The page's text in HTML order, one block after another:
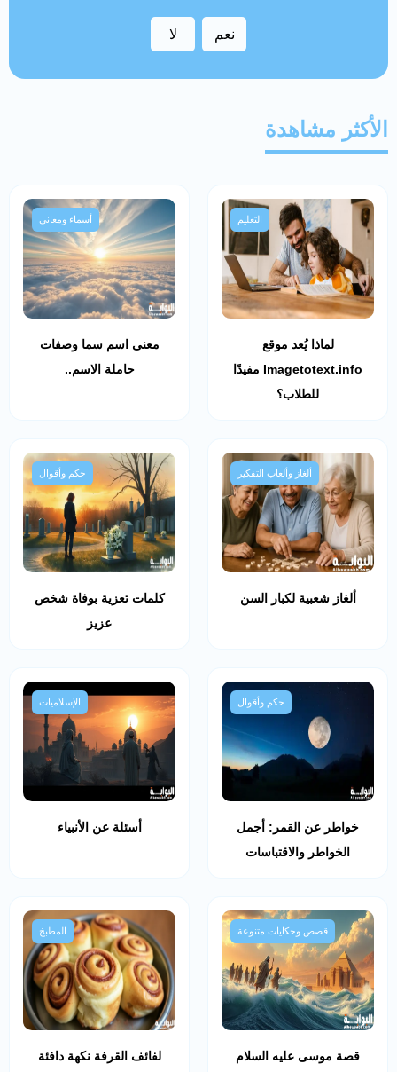
نعم لا
الأكثر مشاهدة
التعليم
لماذا يُعد موقع
Imagetotext.info مفيدًا
للطلاب؟
أسماء ومعاني
معنى اسم سما وصفات
حاملة الاسم..
ألغاز وألعاب التفكير
ألغاز شعبية لكبار السن
حكم وأقوال
كلمات تعزية بوفاة شخص
عزيز
حكم وأقوال
خواطر عن القمر: أجمل
الخواطر والاقتباسات
الإسلاميات
أسئلة عن الأنبياء
قصص وحكايات متنوعة
قصة موسى عليه السلام
المطبخ
لفائف القرفة نكهة دافئة